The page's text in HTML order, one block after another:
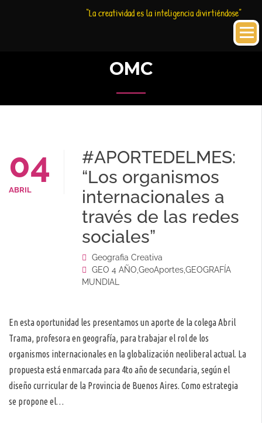
“La creatividad es la inteligencia divirtiéndose”
OMC
04
ABRIL
#APORTEDELMES:
“Los organismos
internacionales a
través de las redes
sociales”
Geografia Creativa
GEO 4 AÑO,GeoAportes,GEOGRAFÍA
MUNDIAL
En esta oportunidad les presentamos un aporte de la colega Abril
Trama, profesora en geografía, para trabajar el rol de los
organismos internacionales en la globalización neoliberal actual. La
propuesta está enmarcada para 4to año de secundaria, según el
diseño curricular de la Provincia de Buenos Aires. Como estrategia
se propone el…